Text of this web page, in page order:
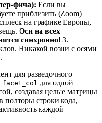
фича): Если вы
приблизить (Zoom)
на графике Европы,
Оси на всех
синхронно! 3.
Никакой возни с осями
для разведочного
facet_col для одной
создавая целые матрицы
полторы строки кода,
каждой